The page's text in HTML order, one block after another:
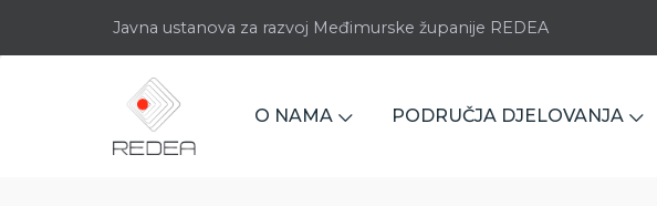
Javna ustanova za razvoj Međimurske županije REDEA
O NAMA PODRUČJA DJELOVANJA